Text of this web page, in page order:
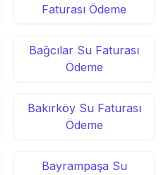
Faturası Ödeme
Bağcılar Su Faturası
Ödeme
Bakırköy Su Faturası
Ödeme
Bayrampaşa Su